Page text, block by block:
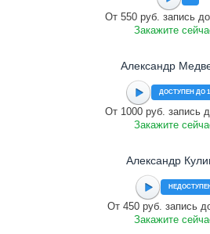
От 550 руб. запись
Закажите
Александр
ДОСТУПЕН ДО
От 1000 руб. запись
Закажите
Александр
НЕДОСТУПЕН
От 450 руб. запись
Закажите